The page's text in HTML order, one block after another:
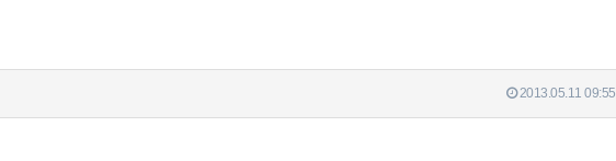
2013.05.11 09:55